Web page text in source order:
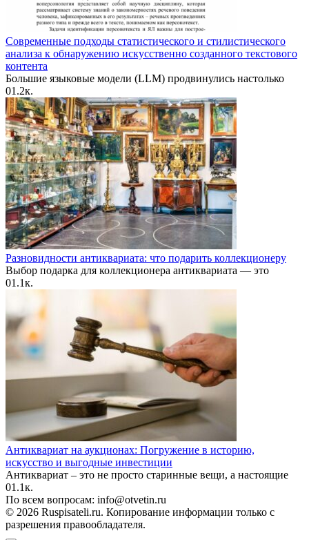
Современные подходы статистического и стилистического
анализа к обнаружению искусственно созданного текстового
контента
Большие языковые модели (LLM) продвинулись настолько
01.2к.
Разновидности антиквариата: что подарить коллекционеру
Выбор подарка для коллекционера антиквариата — это
01.1к.
Антиквариат на аукционах: Погружение в историю,
искусство и выгодные инвестиции
Антиквариат – это не просто старинные вещи, а настоящие
01.1к.
По всем вопросам: info@otvetin.ru
© 2026 Ruspisateli.ru. Копирование информации только с
разрешения правообладателя.